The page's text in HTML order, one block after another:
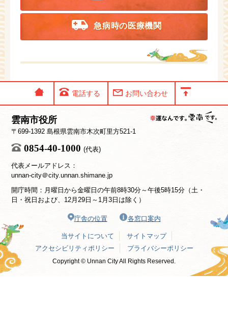
急病時の医療機関
電話する お問い合わせ
雲南市役所
〒699-1392 島根県雲南市木次町里方521-1
0854-40-1000 (代表)
代表メールアドレス：
unnan-city＠city.unnan.shimane.jp
開庁時間：月曜日から金曜日の午前8時30分～午後5時15分（土・
日・祝日および、12月29日～1月3日は除く）
庁舎の位置 各窓口案内
当サイトについて
サイトマップ
アクセシビリティポリシー
プライバシーポリシー
Copyright © Unnan City All Rights Reserved.